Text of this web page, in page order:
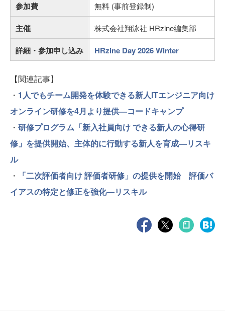
参加費 無料 (事前登録制)
主催 株式会社翔泳社 HRzine編集部
詳細・参加申し込み HRzine Day 2026 Winter
【関連記事】
・ 1人でもチーム開発を体験できる新人ITエンジニア向け
オンライン研修を4月より提供—コードキャンプ
・ 研修プログラム「新入社員向け できる新人の心得研
修」を提供開始、主体的に行動する新人を育成—リスキ
ル
・
「二次評価者向け 評価者研修」の提供を開始 評価バ
イアスの特定と修正を強化—リスキル